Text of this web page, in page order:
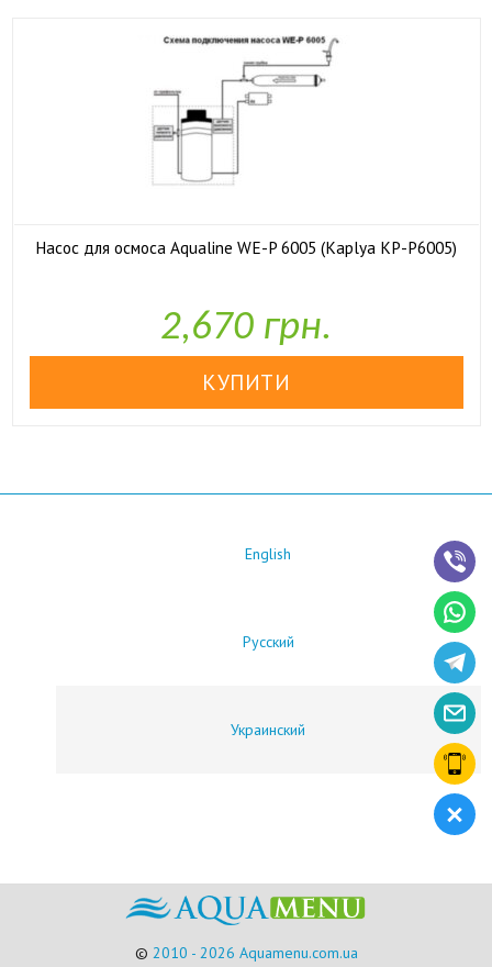
Насос для осмоса Aqualine WE-P 6005 (Kaplya KP-P6005)
2,670 грн.
English
Русский
Украинский
© 2010 - 2026 Aquamenu.com.ua